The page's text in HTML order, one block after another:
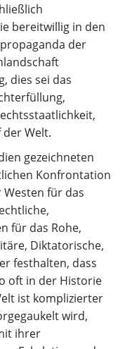
bereitwillig in den
der
dies sei das
Welt.
gezeichneten
Konfrontation
Westen für das
für das Rohe,
Diktatorische,
festhalten, dass
oft in der Historie
ist komplizierter
wird,
ihrer